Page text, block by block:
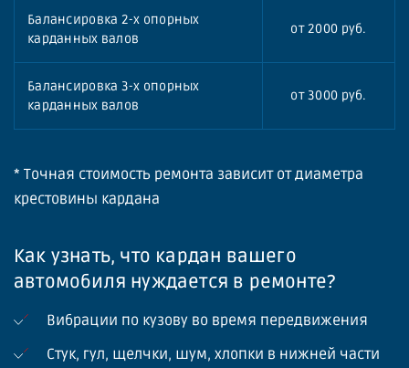
Балансировка 2-х опорных
карданных валов
от 2000 руб.
Балансировка 3-х опорных
карданных валов
от 3000 руб.
* Точная стоимость ремонта зависит от диаметра
крестовины кардана
Как узнать, что кардан вашего
автомобиля нуждается в ремонте?
Вибрации по кузову во время передвижения
Стук, гул, щелчки, шум, хлопки в нижней части